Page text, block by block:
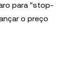
para "stop-
o preço